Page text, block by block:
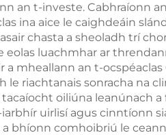
an t-investe. Cabhraíonn
ina aice le caighdeáin
chasta a sheoladh trí
luachmhar ar
mheallann an t-ocspéaclas
riachtanais sonracha na
oiliúna leanúnach a
uirlisí agus cinntíonn
bhíonn comhoibriú le